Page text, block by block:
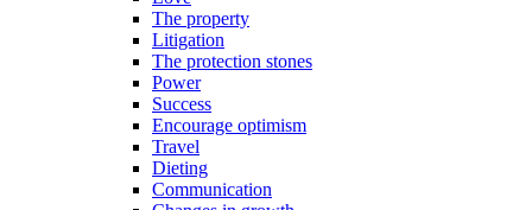
The property
Litigation
The protection stones
Power
Success
Encourage optimism
Travel
Dieting
Communication